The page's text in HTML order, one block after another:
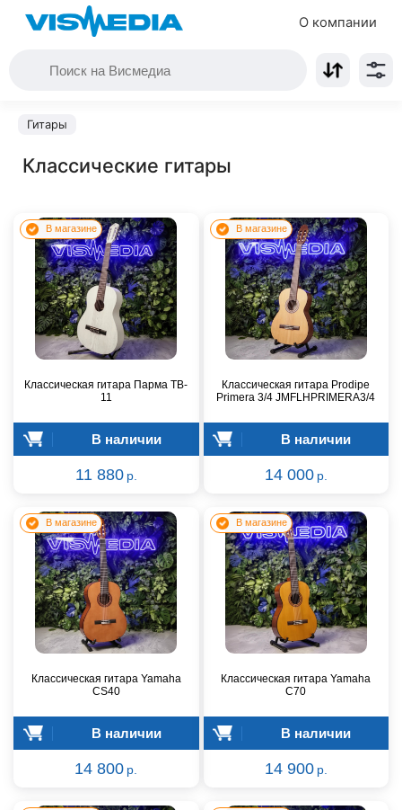
О компании
Гитары
Классические гитары
В магазине
Классическая гитара Парма TB-
11
В наличии
11 880 р.
В магазине
Классическая гитара Prodipe
Primera 3/4 JMFLHPRIMERA3/4
В наличии
14 000 р.
В магазине
Классическая гитара Yamaha
CS40
В наличии
14 800 р.
В магазине
Классическая гитара Yamaha
C70
В наличии
14 900 р.